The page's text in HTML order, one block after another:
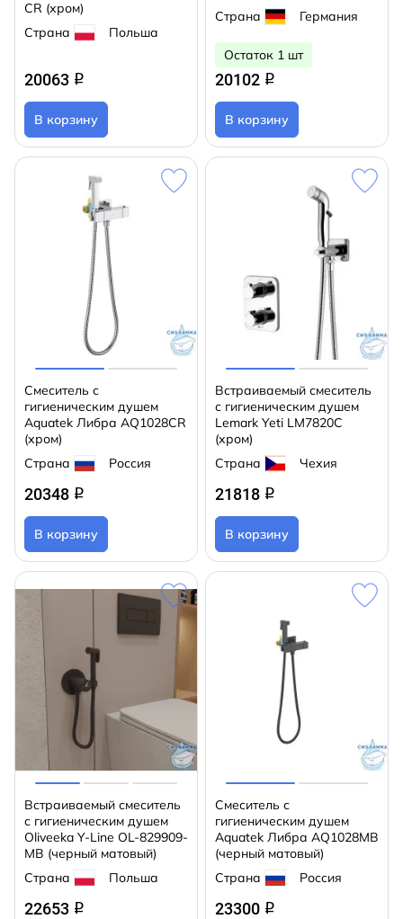
CR (хром)
Страна
Польша
20063 q
В корзину
Страна Германия
Остаток 1 шт
20102 q
В корзину
Смеситель с
гигиеническим душем
Aquatek Либра AQ1028CR
(хром)
Страна
Россия
20348 q
В корзину
Встраиваемый смеситель
с гигиеническим душем
Lemark Yeti LM7820С
(хром)
Страна
Чехия
21818 q
В корзину
Встраиваемый смеситель
с гигиеническим душем
Oliveeka Y-Line OL-829909-
MB (черный матовый)
Страна
Польша
22653 q
Смеситель с
гигиеническим душем
Aquatek Либра AQ1028MB
(черный матовый)
Страна
Россия
23300 q